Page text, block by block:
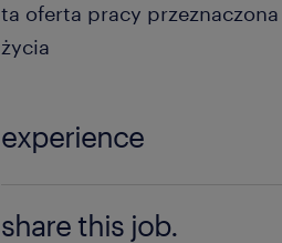
ta oferta pracy
życia
experience
share this job.